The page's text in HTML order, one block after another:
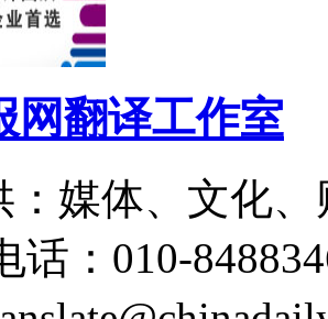
网翻译工作室
：媒体、文化
话：010-